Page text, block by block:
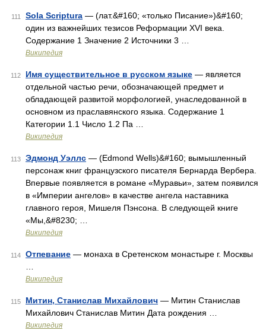
111 Sola Scriptura — (лат.&#160; «только Писание»)&#160;
один из важнейших тезисов Реформации XVI века.
Содержание 1 Значение 2 Источники 3 …
Википедия
112 Имя существительное в русском языке — является
отдельной частью речи, обозначающей предмет и
обладающей развитой морфологией, унаследованной в
основном из праславянского языка. Содержание 1
Категории 1.1 Число 1.2 Па …
Википедия
113 Эдмонд Уэллс — (Edmond Wells)&#160; вымышленный
персонаж книг французского писателя Бернарда Вербера.
Впервые появляется в романе «Муравьи», затем появился
в «Империи ангелов» в качестве ангела наставника
главного героя, Мишеля Пэнсона. В следующей книге
«Мы,&#8230; …
Википедия
114 Отпевание — монаха в Сретенском монастыре г. Москвы
Википедия
115 Митин, Станислав Михайлович — Митин Станислав
Михайлович Станислав Митин Дата рождения …
Википедия